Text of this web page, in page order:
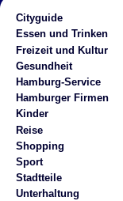
Cityguide
Essen und Trinken
Freizeit und Kultur
Gesundheit
Hamburg-Service
Hamburger Firmen
Kinder
Reise
Shopping
Sport
Stadtteile
Unterhaltung